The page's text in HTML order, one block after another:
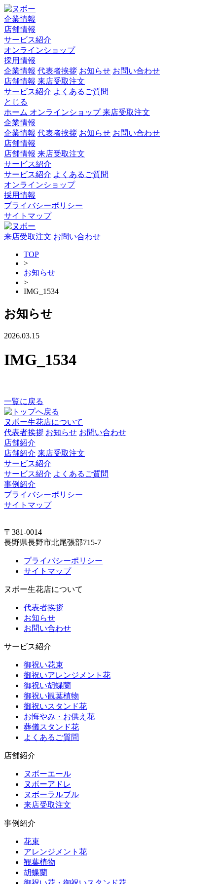
企業情報
店舗情報
サービス紹介
オンラインショップ
採用情報
企業情報 代表者挨拶 お知らせ お問い合わせ
店舗情報 来店受取注文
サービス紹介 よくあるご質問
とじる
ホーム オンラインショップ来店受取注文
企業情報
企業情報 代表者挨拶 お知らせ お問い合わせ
店舗情報
店舗情報 来店受取注文
サービス紹介
サービス紹介 よくあるご質問
オンラインショップ
採用情報
プライバシーポリシー
サイトマップ
来店受取注文 お問い合わせ
TOP
>
お知らせ
>
IMG_1534
お知らせ
2026.03.15
IMG_1534
一覧に戻る
ヌボー生花店について
代表者挨拶 お知らせ お問い合わせ
店舗紹介
店舗紹介 来店受取注文
サービス紹介
サービス紹介 よくあるご質問
事例紹介
プライバシーポリシー
サイトマップ
〒381-0014
長野県長野市北尾張部715-7
プライバシーポリシー
サイトマップ
ヌボー生花店について
代表者挨拶
お知らせ
お問い合わせ
サービス紹介
御祝い花束
御祝いアレンジメント花
御祝い胡蝶蘭
御祝い観葉植物
御祝いスタンド花
お悔やみ・お供え花
葬儀スタンド花
よくあるご質問
店舗紹介
ヌボーエール
ヌボーアドレ
ヌボーラルブル
来店受取注文
事例紹介
花束
アレンジメント花
観葉植物
胡蝶蘭